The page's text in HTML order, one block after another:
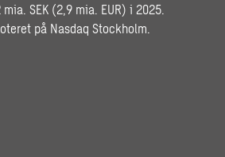
SEK (2,9 mia. EUR) i 2025.
på Nasdaq Stockholm.